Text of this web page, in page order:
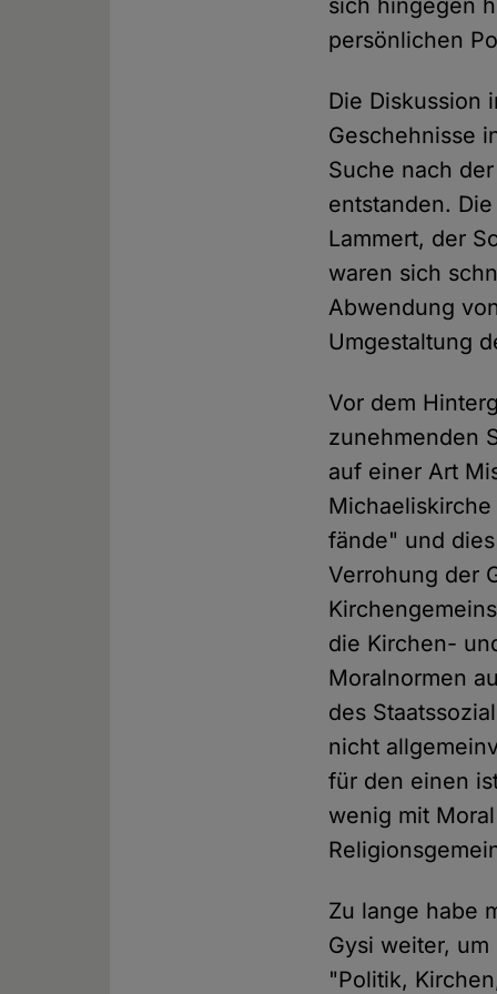
sich hingegen
persönlichen
Die Diskussion
Geschehnisse
Suche nach
entstanden. Die
Lammert, der
waren sich
Abwendung
Umgestaltung
Vor dem
zunehmenden
auf einer Art
fände" und dies
Verrohung der
die Kirchen-
Moralnormen
des
nicht
für den einen
wenig mit
Zu lange habe
Gysi weiter,
"Politik,